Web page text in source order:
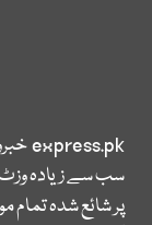
express.pk
سب سے زیادہ
پر شائع شدہ